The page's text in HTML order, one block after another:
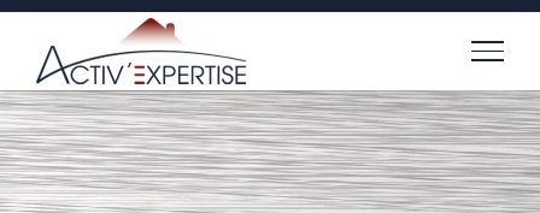
Passer
contenu